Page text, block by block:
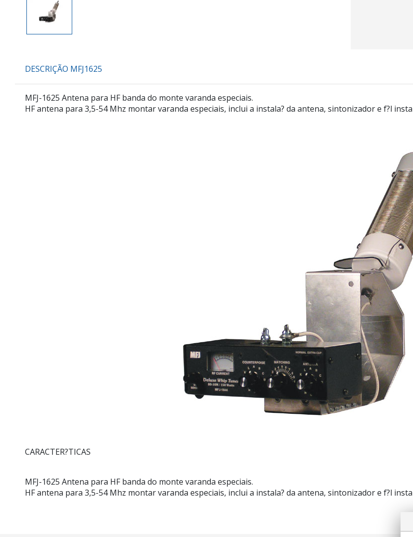
DESCRIÇÃO MFJ1625
MFJ-1625 Antena para HF banda do monte varanda especiais.
HF antena para 3,5-54 Mhz montar varanda especiais, inclui a instala? da antena, sintonizador e f?l
CARACTER?TICAS
MFJ-1625 Antena para HF banda do monte varanda especiais.
HF antena para 3,5-54 Mhz montar varanda especiais, inclui a instala? da antena, sintonizador e f?l